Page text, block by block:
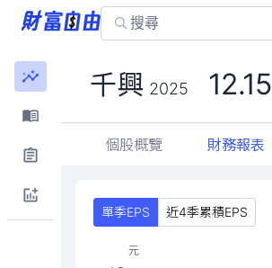
千興 2025 12.15
個股概覽 財務報表
單季EPS 近4季累積EPS